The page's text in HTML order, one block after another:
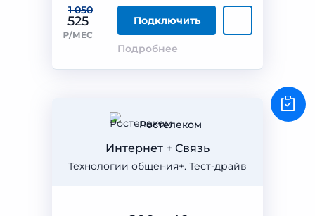
1 050
525
₽/МЕС
Подключить
Подробнее
Ростелеком
Технологии общения+. Тест-драйв
Интернет + Связь